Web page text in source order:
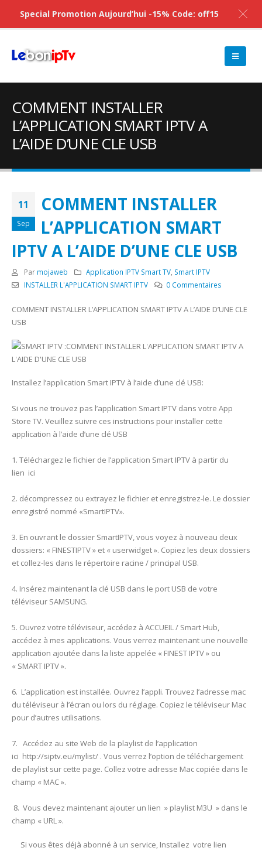
COMMENT INSTALLER
L’APPLICATION SMART IPTV A
L’AIDE D’UNE CLE USB
11
Sep
COMMENT INSTALLER
L’APPLICATION SMART
IPTV A L’AIDE D’UNE CLE USB
Par mojaweb Application IPTV Smart TV Smart IPTV
INSTALLER L'APPLICATION SMART IPTV
0 Commentaires
COMMENT INSTALLER L’APPLICATION SMART IPTV A L’AIDE D’UNE CLE
USB
Installez l’application Smart IPTV à l’aide d’une clé USB:
Si vous ne trouvez pas l’application Smart IPTV dans votre App
Store TV. Veuillez suivre ces instructions pour installer cette
application à l’aide d’une clé USB
1. Téléchargez le fichier de l’application Smart IPTV à partir du
lien ici
2. décompressez ou extrayez le fichier et enregistrez-le. Le dossier
enregistré nommé «SmartIPTV».
3. En ouvrant le dossier SmartIPTV, vous voyez à nouveau deux
dossiers: « FINESTIPTV » et « userwidget ». Copiez les deux dossiers
et collez-les dans le répertoire racine / principal USB.
4. Insérez maintenant la clé USB dans le port USB de votre
téléviseur SAMSUNG.
5. Ouvrez votre téléviseur, accédez à ACCUEIL / Smart Hub,
accédez à mes applications. Vous verrez maintenant une nouvelle
application ajoutée dans la liste appelée « FINEST IPTV » ou
« SMART IPTV ».
6. L’application est installée. Ouvrez l’appli. Trouvez l’adresse mac
du téléviseur à l’écran ou lors du réglage. Copiez le téléviseur Mac
pour d’autres utilisations.
7. Accédez au site Web de la playlist de l’application
ici http://siptv.eu/mylist/ . Vous verrez l’option de téléchargement
de playlist sur cette page. Collez votre adresse Mac copiée dans le
champ « MAC ».
8. Vous devez maintenant ajouter un lien » playlist M3U » dans le
champ « URL ».
Si vous êtes déjà abonné à un service, Installez votre lien
Special Promotion Aujourd’hui -15% Code: off15